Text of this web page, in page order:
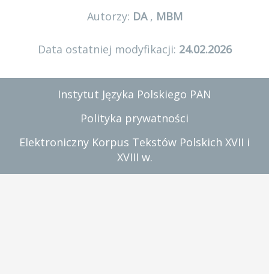
Autorzy: DA, MBM
Data ostatniej modyfikacji: 24.02.2026
Instytut Języka Polskiego PAN
Polityka prywatności
Elektroniczny Korpus Tekstów Polskich XVII i
XVIII w.